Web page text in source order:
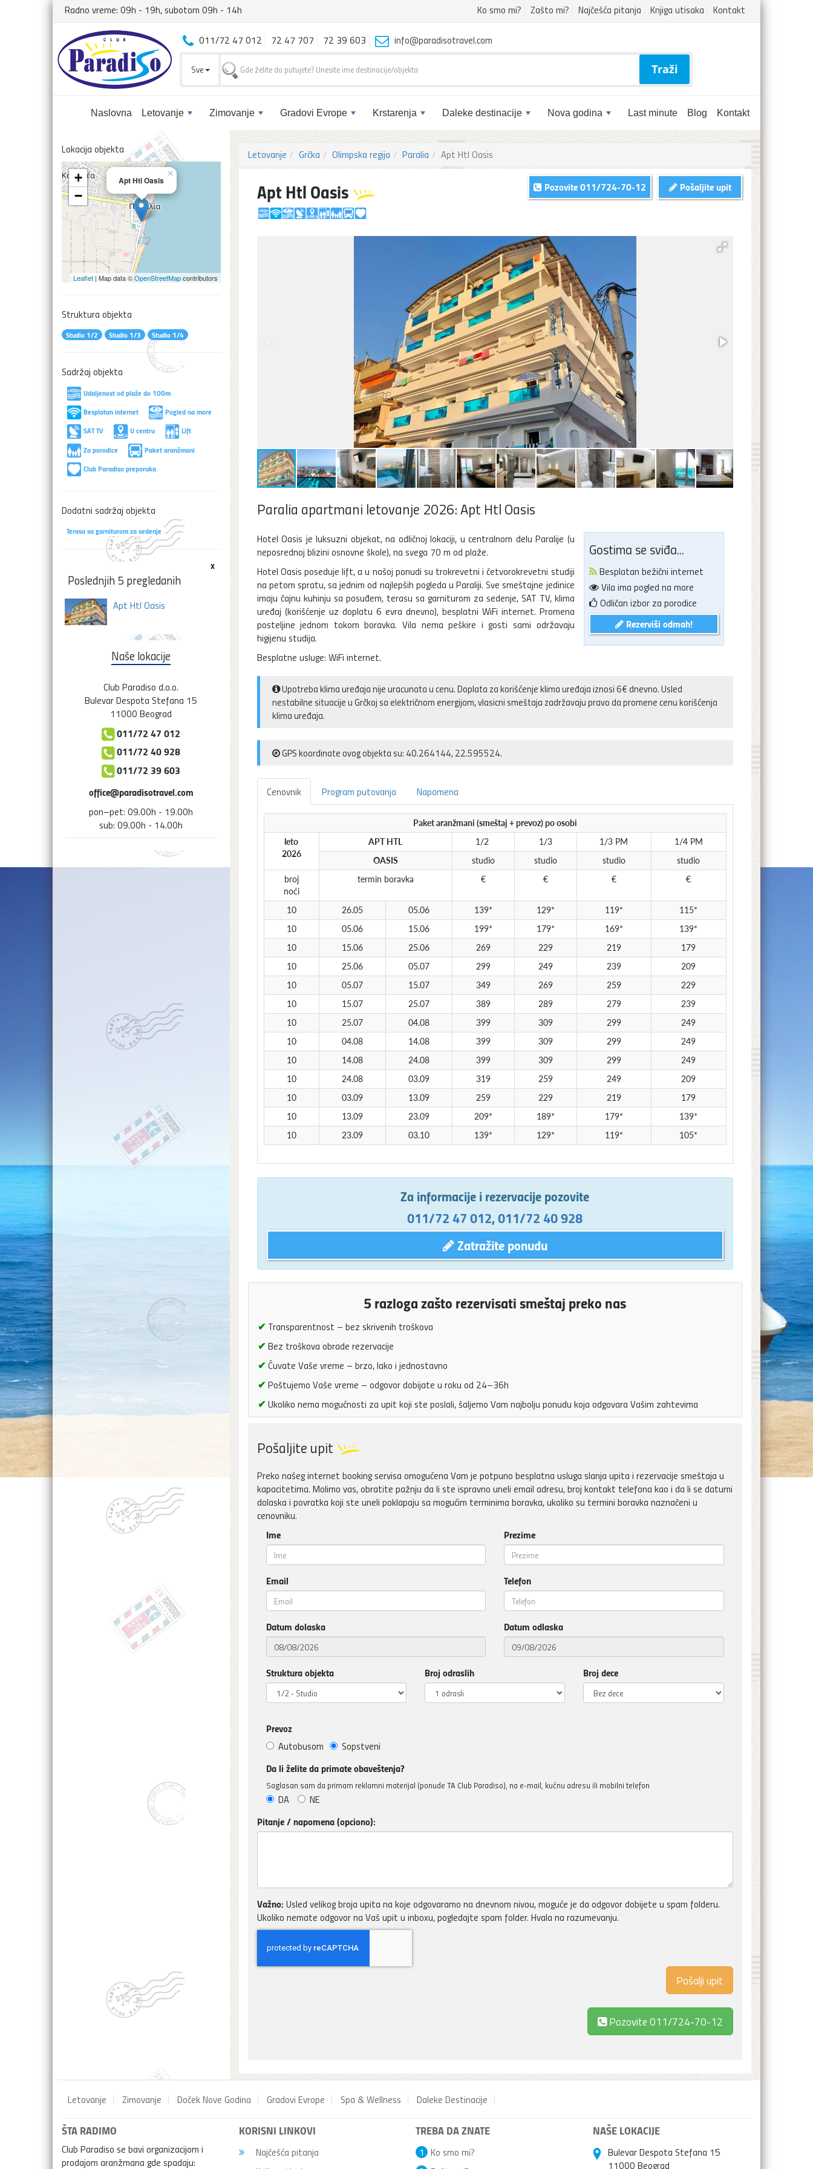
Radno vreme: 09h - 19h, subotom 09h - 14h Ko smo mi? Zašto mi? Najčešća pitanja Knjiga utisaka Kontakt
Naslovna Letovanje Zimovanje Gradovi Evrope Krstarenja Daleke destinacije Nova godina Last minute Blog Kontakt
011/72 47 012 72 47 707 72 39 603 info@paradisotravel.com
Sve Traži
Letovanje Grčka Olimpska regija Paralia Apt Htl Oasis
Apt Htl Oasis Pošaljite upit
Pozovite011/724-70-12
Paralia apartmani letovanje 2026: Apt Htl Oasis
Gostima se sviđa...
Besplatan bežični internet
Vila ima pogled na more
Odličan izbor za porodice
Rezerviši odmah!
Hotel Oasis je luksuzni objekat, na odličnoj lokaciji, u centralnom delu Paralije (u
neposrednoj blizini osnovne škole), na svega 70 m od plaže.
Hotel Oasis poseduje lift, a u našoj ponudi su trokrevetni i četvorokrevetni studiji
na petom spratu, sa jednim od najlepših pogleda u Paraliji. Sve smeštajne jedinice
imaju čajnu kuhinju sa posuđem, terasu sa garniturom za sedenje, SAT TV, klima
uređaj (korišćenje uz doplatu 6 evra dnevno), besplatni WiFi internet. Promena
posteljine jednom tokom boravka. Vila nema peškire i gosti sami održavaju
higijenu studija.
Besplatne usluge: WiFi internet.
Upotreba klima uređaja nije uracunata u cenu. Doplata za korišćenje klima uređaja iznosi 6€ dnevno. Usled
nestabilne situacije u Grčkoj sa električnom energijom, vlasicni smeštaja zadržavaju pravo da promene cenu korišćenja
klima uređaja.
GPS koordinate ovog objekta su: 40.264144, 22.595524.
Cenovnik Program putovanja Napomena
Paket aranžmani (smeštaj + prevoz) po osobi
leto
2026
APT HTL 1/2 1/3 1/3 PM
1/4 PM
OASIS
studio studio studio
studio
broj
noći
termin boravka € € € €
10 26.05 05.06 139* 129* 119*
115*
10
05.06 15.06 199* 179* 169*
139*
10
15.06 25.06 269 229 219
179
10
25.06 05.07 299 249 239
209
10
05.07 15.07 349 269 259
229
10
15.07 25.07 389 289 279
239
10
25.07 04.08 399 309 299
249
10
04.08 14.08 399 309 299
249
10
14.08 24.08 399 309 299
249
10
24.08 03.09 319 259 249
209
10
03.09 13.09 259 229 219
179
10
13.09 23.09 209* 189* 179*
139*
10
23.09 03.10 139* 129* 119* 105*
Za informacije i rezervacije pozovite
011/72 47 012,011/72 40 928
Zatražite ponudu
5 razloga zašto rezervisati smeštaj preko nas
✔ Transparentnost – bez skrivenih troškova
✔ Bez troškova obrade rezervacije
✔ Čuvate Vaše vreme – brzo, lako i jednostavno
✔ Poštujemo Vaše vreme – odgovor dobijate u roku od 24–36h
✔ Ukoliko nema mogućnosti za upit koji ste poslali, šaljemo Vam najbolju ponudu koja odgovara Vašim zahtevima
Pošaljite upit
Preko našeg internet booking servisa omogućena Vam je potpuno besplatna usluga slanja upita i rezervacije smeštaja u
kapacitetima. Molimo vas, obratite pažnju da li ste ispravno uneli email adresu, broj kontakt telefona kao i da li se datumi
dolaska i povratka koji ste uneli poklapaju sa mogućim terminima boravka, ukoliko su termini boravka naznačeni u
cenovniku.
Ime Prezime
Email Telefon
Datum dolaska Datum odlaska
Struktura objekta Broj odraslih Broj dece
Prevoz
Autobusom Sopstveni
Da li želite da primate obaveštenja?
Saglasan sam da primam reklamni materijal (ponude TA Club Paradiso), na e-mail, kućnu adresu ili mobilni telefon
DA NE
Pitanje / napomena (opciono):
Važno: Usled velikog broja upita na koje odgovaramo na dnevnom nivou, moguće je da odgovor dobijete u spam folderu.
Ukoliko nemate odgovor na Vaš upit u inboxu, pogledajte spam folder. Hvala na razumevanju.
Pozovite 011/724-70-12
Lokacija objekta
Apt Htl Oasis
×
+
−
Leaflet| Map data ©OpenStreetMapcontributors
Struktura objekta
Studio 1/2 Studio 1/3 Studio 1/4
Sadržaj objekta
Udaljenost od plaže do 100m
Besplatan internet
Pogled na more
SAT TV
U centru
Lift
Za porodice
Paket aranžmani
Club Paradiso preporuka
Dodatni sadržaj objekta
Terasa sa garniturom za sedenje
x
Poslednjih 5 pregledanih
Apt Htl Oasis
Naše lokacije
Club Paradiso d.o.o.
Bulevar Despota Stefana 15
11000 Beograd
011/72 47 012
011/72 40 928
011/72 39 603
office@paradisotravel.com
pon–pet: 09.00h - 19.00h
sub: 09.00h - 14.00h
Letovanje Zimovanje Doček Nove Godina Gradovi Evrope Spa & Wellness Daleke Destinacije
ŠTA RADIMO
Club Paradiso se bavi organizacijom i
prodajom aranžmana gde spadaju:
KORISNI LINKOVI
Najčešća pitanja
TREBA DA ZNATE
Ko smo mi?
1
NAŠE LOKACIJE
Bulevar Despota Stefana 15
11000 Beograd